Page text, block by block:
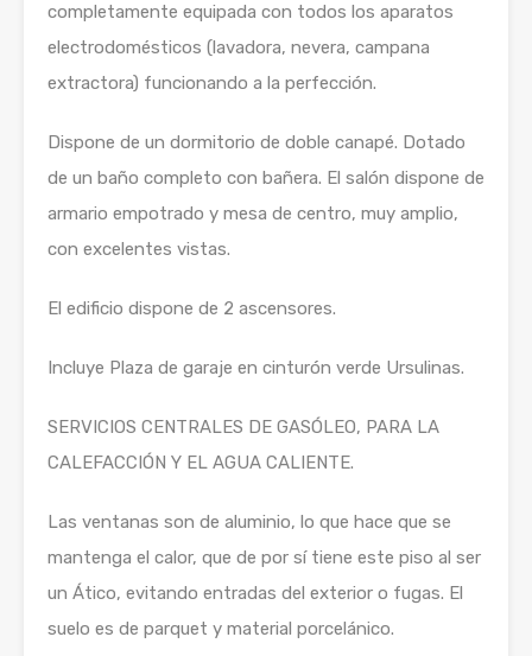
completamente equipada con todos los aparatos
electrodomésticos (lavadora, nevera, campana
extractora) funcionando a la perfección.
Dispone de un dormitorio de doble canapé. Dotado
de un baño completo con bañera. El salón dispone de
armario empotrado y mesa de centro, muy amplio,
con excelentes vistas.
El edificio dispone de 2 ascensores.
Incluye Plaza de garaje en cinturón verde Ursulinas.
SERVICIOS CENTRALES DE GASÓLEO, PARA LA
CALEFACCIÓN Y EL AGUA CALIENTE.
Las ventanas son de aluminio, lo que hace que se
mantenga el calor, que de por sí tiene este piso al ser
un Ático, evitando entradas del exterior o fugas. El
suelo es de parquet y material porcelánico.